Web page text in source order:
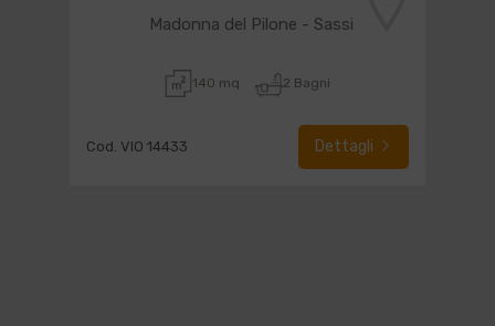
Madonna del Pilone - Sassi
140 mq 2 Bagni
Cod. VIO 14433 Dettagli